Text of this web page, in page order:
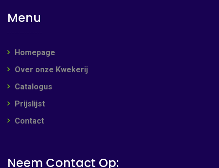
Menu
Homepage
Over onze Kwekerij
Catalogus
Prijslijst
Contact
Neem Contact Op: